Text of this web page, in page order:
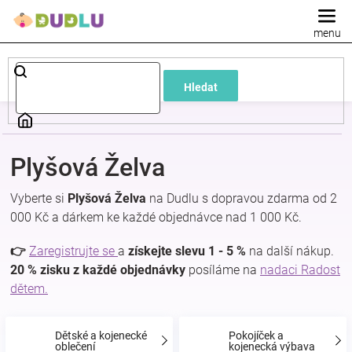
Hledat
Dětské
a
oblečení
a
Plyšová Želva
Vyberte si Plyšová Želva na Dudlu s dopravou zdarma od 2
000 Kč a dárkem ke každé objednávce nad 1 000 Kč.
👉 Zaregistrujte se a získejte slevu 1 - 5 % na další nákup.
20 % zisku z každé objednávky posíláme na nadaci Radost
dětem.
Dětské a kojenecké
oblečení
Pokojíček a
kojenecká výbava